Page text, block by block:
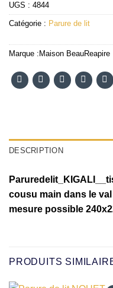
UGS : 4844
Catégorie : Parure de lit
Marque : Maison BeauReapire
DESCRIPTION
cousu main dans le
mesure possible
PRODUITS